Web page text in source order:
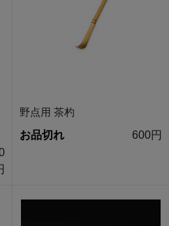
野点用 茶杓
お品切れ
600円